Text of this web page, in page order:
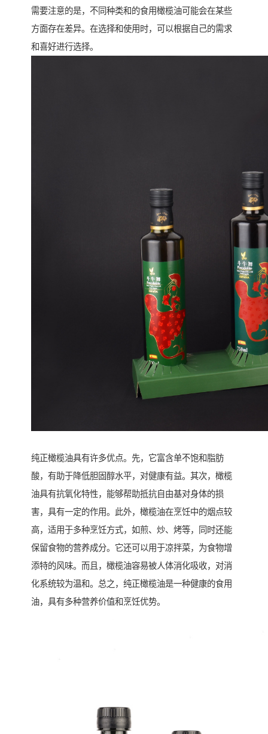
需要注意的是，不同种类和的食用橄榄油可能会在某些
方面存在差异。在选择和使用时，可以根据自己的需求
和喜好进行选择。
纯正橄榄油具有许多优点。先，它富含单不饱和脂肪
酸，有助于降低胆固醇水平，对健康有益。其次，橄榄
油具有抗氧化特性，能够帮助抵抗自由基对身体的损
害，具有一定的作用。此外，橄榄油在烹饪中的烟点较
高，适用于多种烹饪方式，如煎、炒、烤等，同时还能
保留食物的营养成分。它还可以用于凉拌菜，为食物增
添特的风味。而且，橄榄油容易被人体消化吸收，对消
化系统较为温和。总之，纯正橄榄油是一种健康的食用
油，具有多种营养价值和烹饪优势。